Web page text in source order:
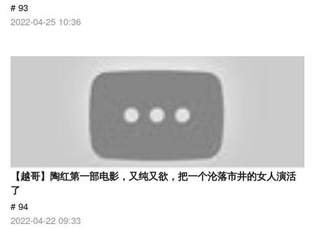
# 93
2022-04-25 10:36
【越哥】陶红第一部电影，又纯又欲，把一个沦落市井的女人演活
了
# 94
2022-04-22 09:33